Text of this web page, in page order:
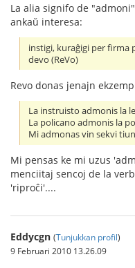
La alia signifo de
ankaŭ interesa:
instigi, kuraĝigi per firma
devo (ReVo)
Revo donas jenajn
La instruisto admonis la
La policano admonis la
Mi admonas vin sekvi
Mi pensas ke mi uzus
menciitaj sencoj de la
'riproĉi'....
Eddycgn (Tunjukkan profil)
9 Februari 2010 13.26.09